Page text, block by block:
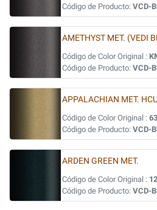
Código de Producto: VCD-
AMETHYST MET. (VEDI
Código de Color Original :
Código de Producto: VCD-
APPALACHIAN MET.
Código de Color Original :
Código de Producto: VCD-
ARDEN GREEN MET.
Código de Color Original :
Código de Producto: VCD-